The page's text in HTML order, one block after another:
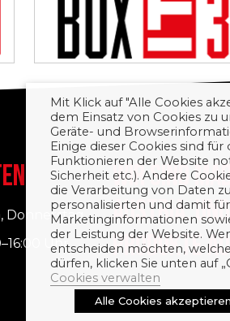
Donnerstag
Uhr
WIR SIND
AUSTRIA.
PRODUKTE
Mit Klick auf "Alle Cookies
dem Einsatz von Cookies zu
Geräte- und
Einige dieser Cookies sind für
Funktionieren der Website
Sicherheit etc.). Andere
die Verarbeitung von Daten
personalisierten und damit
Marketinginformationen
der Leistung der Website.
entscheiden möchten,
dürfen, klicken Sie unten auf
Cookies verwalten
Alle Cookies akzeptieren